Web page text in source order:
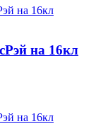
на 16кл